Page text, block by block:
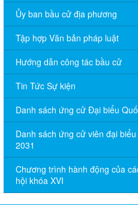
Ủy ban bầu cử địa phương
Tập hợp Văn bản pháp luật
Hướng dẫn công tác bầu cử
Tin Tức Sự kiện
Danh sách ứng cử Đại biểu
Danh sách ứng cử viên đại
2031
Chương trình hành động của
hội khóa XVI